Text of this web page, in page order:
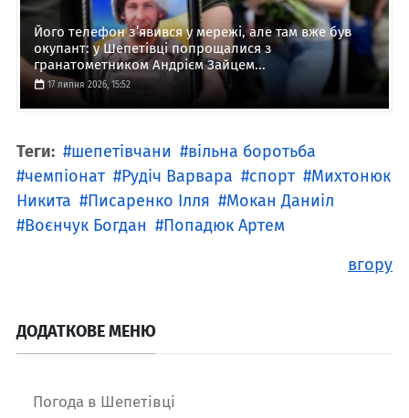
Його телефон з’явився у мережі, але там вже був
окупант: у Шепетівці попрощалися з
гранатометником Андрієм Зайцем...
17 липня 2026, 15:52
Теги: шепетівчани
вільна боротьба
чемпіонат
Рудіч Варвара спорт
Михтонюк
Никита
Писаренко Ілля
Мокан Даниіл
Воєнчук Богдан
Попадюк Артем
вгору
ДОДАТКОВЕ МЕНЮ
Погода в Шепетівці